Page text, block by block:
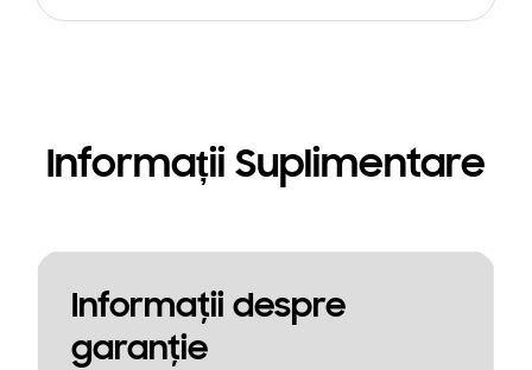
Informații Suplimentare
Informaţii despre
garanţie